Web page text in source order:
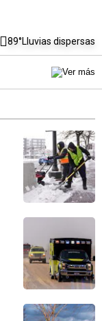
89°Lluvias dispersas